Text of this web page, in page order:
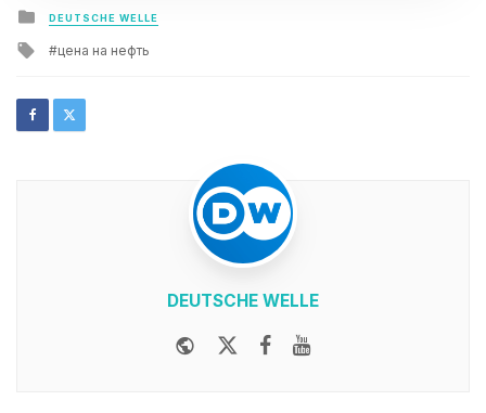
Posted
in
DEUTSCHE WELLE
Tagged
цена на нефть
DEUTSCHE WELLE
WebsiteTwitterFacebook